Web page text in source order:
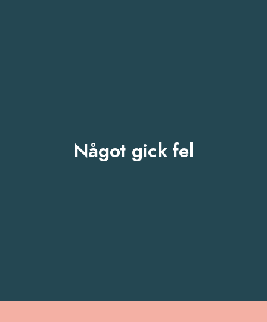
Något gick fel